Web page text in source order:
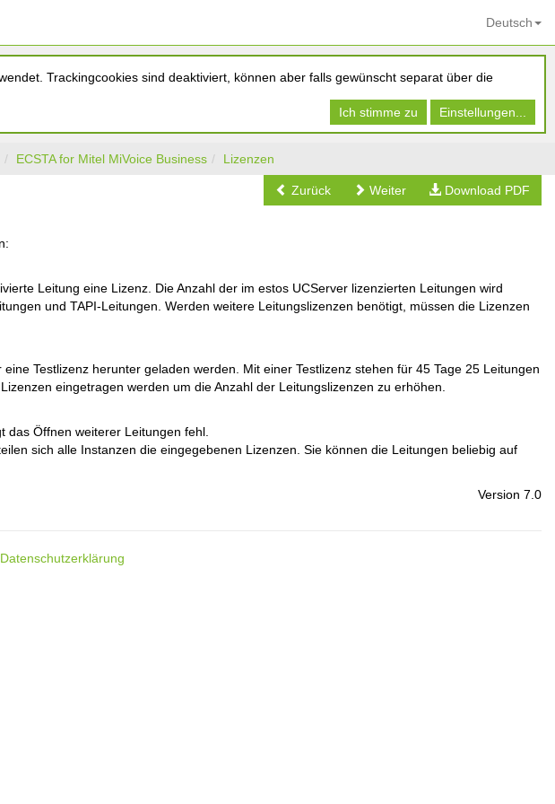
Trackingcookies sind deaktiviert, können aber falls gewünscht separat über die
Ich stimme zu
Einstellungen...
Deutsch
ECSTA for Mitel MiVoice Business Lizenzen
Zurück Weiter Download PDF
Leitung eine Lizenz. Die Anzahl der im estos UCServer lizenzierten Leitungen wird
und TAPI-Leitungen. Werden weitere Leitungslizenzen benötigt, müssen die Lizenzen
Testlizenz herunter geladen werden. Mit einer Testlizenz stehen für 45 Tage 25 Leitungen
eingetragen werden um die Anzahl der Leitungslizenzen zu erhöhen.
Öffnen weiterer Leitungen fehl.
sich alle Instanzen die eingegebenen Lizenzen. Sie können die Leitungen beliebig auf
Version 7.0
Datenschutzerklärung